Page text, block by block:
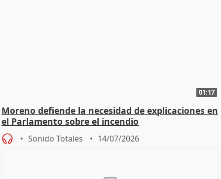
01:17
Moreno defiende la necesidad de explicaciones en
el Parlamento sobre el incendio
Sonido Totales 14/07/2026